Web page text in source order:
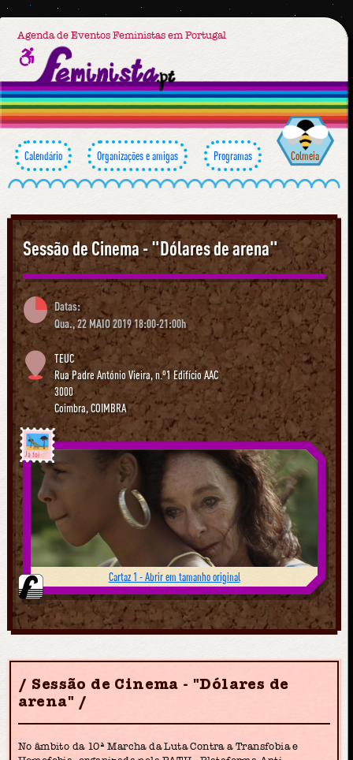
Agenda de Eventos Feministas em Portugal
Calendário Organizações e amigas Programas Colmeia
Sessão de Cinema - "Dólares de arena"
Datas:
Qua., 22 MAIO 2019 18:00-21:00h
TEUC
Rua Padre António Vieira, n.º1 Edifício AAC
3000
Coimbra,COIMBRA
Já foi
Cartaz 1 - Abrir em tamanho original
Sessão de Cinema - "Dólares de
arena"
No âmbito da 10ª Marcha da Luta Contra a Transfobia e